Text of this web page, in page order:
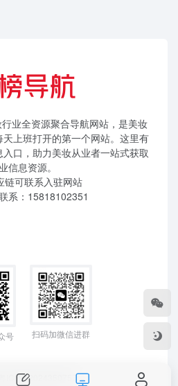
业全资源聚合导航网站，是美妆
上班打开的第一个网站。这里有
口，助力美妆从业者一站式获取
信息资源。
链可联系入驻网站
系：15818102351
号 扫码加微信进群
粤ICP备2024350757